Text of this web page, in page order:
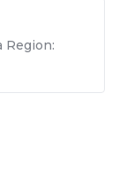
Region: